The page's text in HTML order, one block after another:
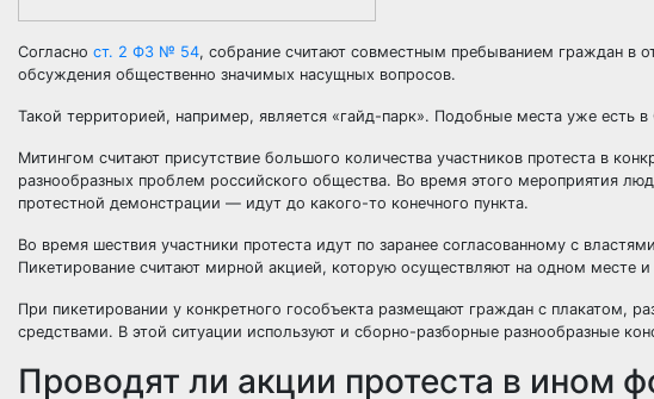
Согласно ст. 2 ФЗ № 54, собрание считают совместным пребыванием граждан в
обсуждения общественно значимых насущных вопросов.
Такой территорией, например, является «гайд-парк». Подобные места уже есть
Митингом считают присутствие большого количества участников протеста в
разнообразных проблем российского общества. Во время этого мероприятия
протестной демонстрации — идут до какого-то конечного пункта.
Во время шествия участники протеста идут по заранее согласованному с
Пикетирование считают мирной акцией, которую осуществляют на одном месте
При пикетировании у конкретного гособъекта размещают граждан с плакатом,
средствами. В этой ситуации используют и сборно-разборные разнообразные
Проводят ли акции протеста в ином